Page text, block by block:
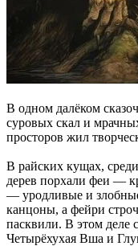
В одном далёком
суровых скал и
просторов жил
В райских кущах,
дерев порхали феи —
— уродливые и
канцоны, а фейри
пасквили. В этом деле
Четырёхухая Вша и